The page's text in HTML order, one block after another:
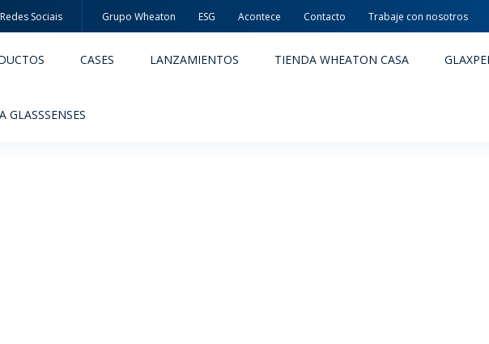
Redes Sociais Grupo Wheaton ESG Acontece Contacto Trabaje con nosotros
CASES LANZAMIENTOS TIENDA WHEATON CASA
GLASSSENSES